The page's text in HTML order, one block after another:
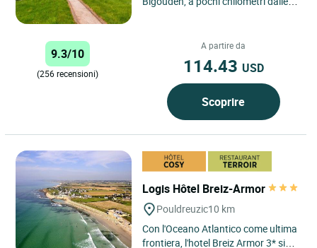
9.3/10
(256 recensioni)
A partire da
114.43 USD
Scoprire
Logis Hôtel Breiz-Armor
Pouldreuzic10 km
Con l'Oceano Atlantico come ultima
frontiera, l'hotel Breiz Armor 3* si